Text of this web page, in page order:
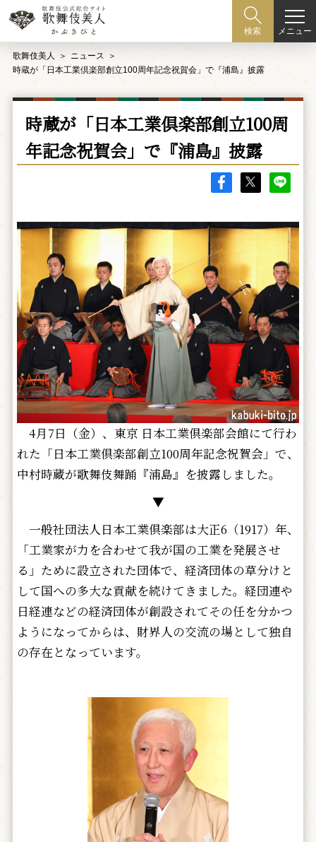
検索 メニュー
歌舞伎美人
ニュース
時蔵が「日本工業倶楽部創立100周年記念祝賀会」で『浦島』披露
時蔵が「日本工業倶楽部創立100周
年記念祝賀会」で『浦島』披露
4月7日（金）、東京 日本工業倶楽部会館にて行わ
れた「日本工業倶楽部創立100周年記念祝賀会」で、
中村時蔵が歌舞伎舞踊『浦島』を披露しました。
▼
一般社団法人日本工業倶楽部は大正6（1917）年、
「工業家が力を合わせて我が国の工業を発展させ
る」ために設立された団体で、経済団体の草分けと
して国への多大な貢献を続けてきました。経団連や
日経連などの経済団体が創設されてその任を分かつ
ようになってからは、財界人の交流の場として独自
の存在となっています。